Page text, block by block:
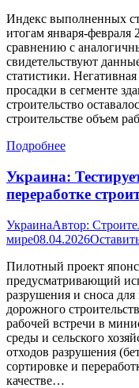
Индекс выполненных
итогам января-февраля
сравнению с
свидетельствуют
статистики.
просадки в сегменте
строительство
строительстве объем
Подробнее
Украина:
переработке
УкраинаАвтор:
мире08.04.2026
Пилотный проект
предусматривающий
разрушения и сноса
дорожного
рабочей встречи в
среды и сельского
отходов разрушения
сортировке и
качестве…